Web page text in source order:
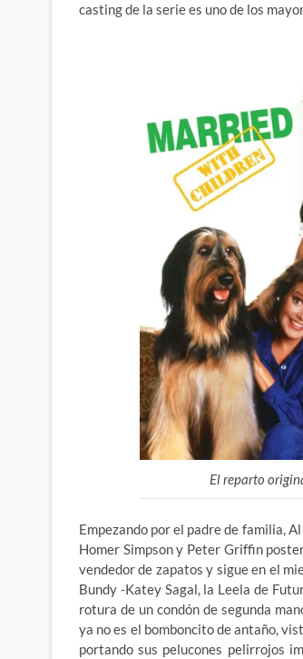
casting de la serie es uno de los
El reparto
Empezando por el padre de familia,
Homer Simpson y Peter Griffin
vendedor de zapatos y sigue en el
Bundy -Katey Sagal, la Leela de
rotura de un condón de segunda
ya no es el bomboncito de antaño,
portando sus pelucones pelirrojos